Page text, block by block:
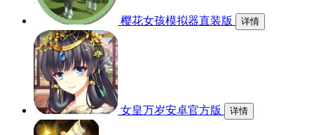
樱花女孩模拟器直装版 详情
女皇万岁安卓官方版 详情